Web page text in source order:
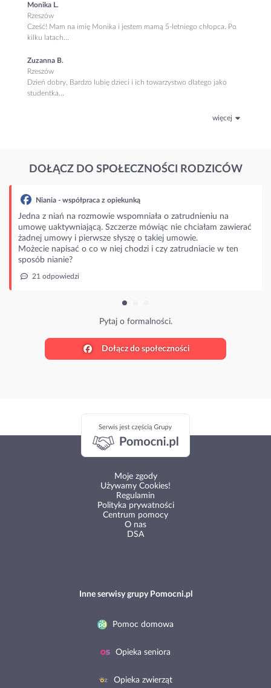
Monika L.
Rzeszów
Cześć! Mam na imię Monika i jestem mamą 5-letniego chłopca. Po
kilku latach...
Zuzanna B.
Rzeszów
Dzień dobry, Bardzo lubię dzieci i ich towarzystwo dlatego jako
studentka...
więcej
DOŁĄCZ DO SPOŁECZNOŚCI RODZICÓW
Niania - współpraca z opiekunką
Jedna z niań na rozmowie wspomniała o zatrudnieniu na
umowę uaktywniającą. Szczerze mówiąc nie chciałam zawierać
żadnej umowy i pierwsze słyszę o takiej umowie.
Możecie napisać o co w niej chodzi i czy zatrudniacie w ten
sposób nianie?
21 odpowiedzi
Pytaj o formalności.
Dołącz do społeczności
Moje zgody
Używamy Cookies!
Regulamin
Polityka prywatności
Centrum pomocy
O nas
DSA
Inne serwisy grupy Pomocni.pl
Pomoc domowa
Opieka seniora
Opieka zwierząt